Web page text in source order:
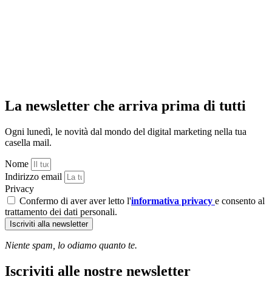
La newsletter che arriva prima di tutti
Ogni lunedì, le novità dal mondo del digital marketing nella tua
casella mail.
Nome
Indirizzo email
Privacy
Confermo di aver aver letto l'informativa privacy e consento al
trattamento dei dati personali.
Iscriviti alla newsletter
Niente spam, lo odiamo quanto te.
Iscriviti alle nostre newsletter